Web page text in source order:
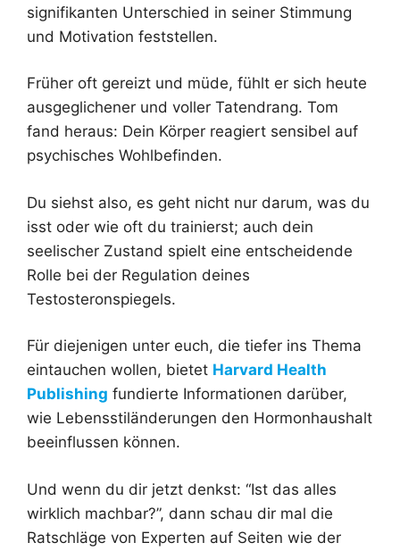
signifikanten Unterschied in seiner Stimmung
und Motivation feststellen.
Früher oft gereizt und müde, fühlt er sich heute
ausgeglichener und voller Tatendrang. Tom
fand heraus: Dein Körper reagiert sensibel auf
psychisches Wohlbefinden.
Du siehst also, es geht nicht nur darum, was du
isst oder wie oft du trainierst; auch dein
seelischer Zustand spielt eine entscheidende
Rolle bei der Regulation deines
Testosteronspiegels.
Für diejenigen unter euch, die tiefer ins Thema
eintauchen wollen, bietet Harvard Health
Publishing fundierte Informationen darüber,
wie Lebensstiländerungen den Hormonhaushalt
beeinflussen können.
Und wenn du dir jetzt denkst: “Ist das alles
wirklich machbar?”, dann schau dir mal die
Ratschläge von Experten auf Seiten wie der